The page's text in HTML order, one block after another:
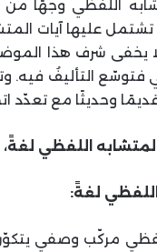
اللفظي وجهًا من
تشتمل عليها آيات
يخفى شرف هذا
فتوسّع التأليفُ
وحديثًا مع تعدّد
اللفظي
مركّب وصفي